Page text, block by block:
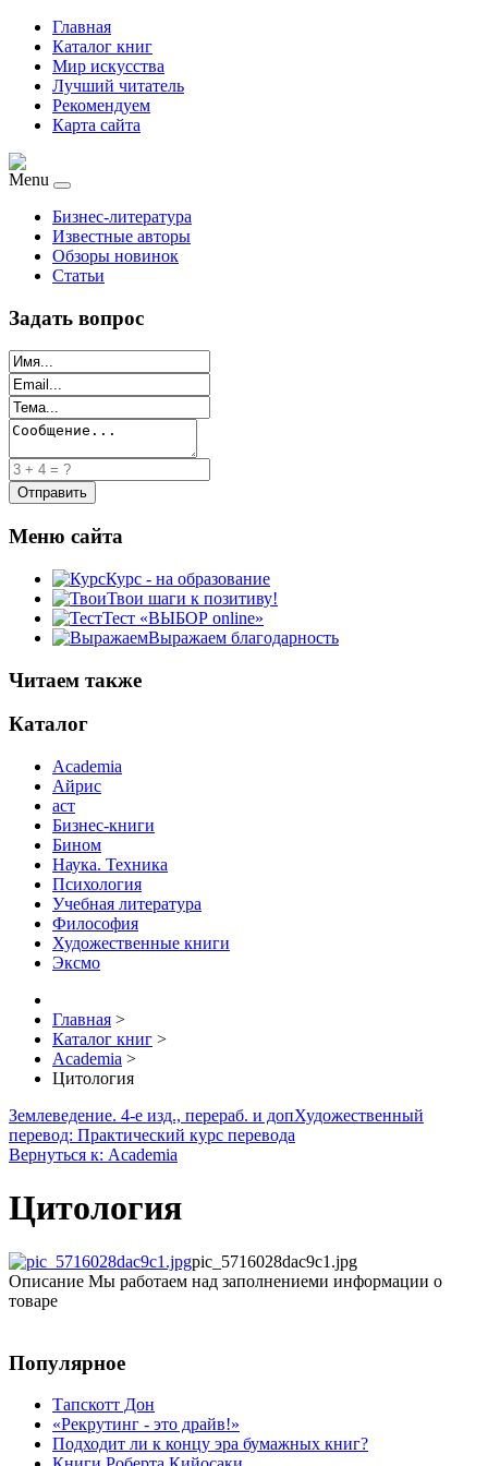
Главная
Каталог книг
Мир искусства
Лучший читатель
Рекомендуем
Карта сайта
Menu
Бизнес-литература
Известные авторы
Обзоры новинок
Статьи
Задать вопрос
Меню сайта
Курс - на образование
Твои шаги к позитиву!
Тест «ВЫБОР online»
Выражаем благодарность
Читаем также
Каталог
Academia
Айрис
аст
Бизнес-книги
Бином
Наука. Техника
Психология
Учебная литература
Философия
Художественные книги
Эксмо
Главная >
Каталог книг >
Academia >
Цитология
Землеведение. 4-е изд., перераб. и допХудожественный
перевод: Практический курс перевода
Вернуться к: Academia
Цитология
pic_5716028dac9c1.jpg
Описание Мы работаем над заполнениеми информации о
товаре
Популярное
Тапскотт Дон
«Рекрутинг - это драйв!»
Подходит ли к концу эра бумажных книг?